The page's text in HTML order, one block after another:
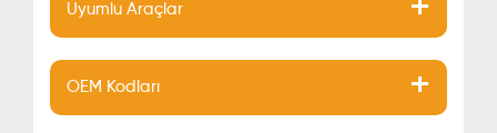
Uyumlu Araçlar
OEM Kodları